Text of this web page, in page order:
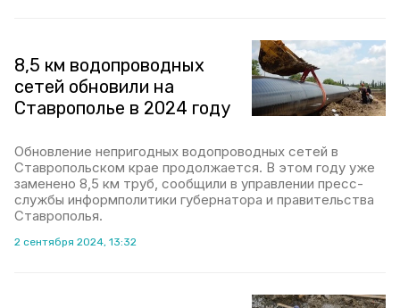
8,5 км водопроводных
сетей обновили на
Ставрополье в 2024 году
Обновление непригодных водопроводных сетей в
Ставропольском крае продолжается. В этом году уже
заменено 8,5 км труб, сообщили в управлении пресс-
службы информполитики губернатора и правительства
Ставрополья.
2 сентября 2024, 13:32